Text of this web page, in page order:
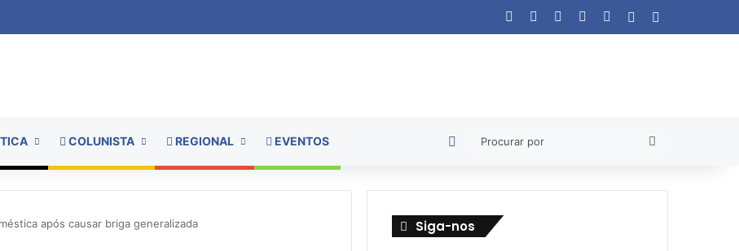
Facebook YouTubeInstagramWhatsAppArtigo aleatório
COLUNISTA REGIONAL EVENTOS Artigo aleatório
após causar briga generalizada Siga-nos